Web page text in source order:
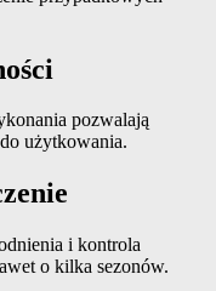
pozwalają
użytkowania.
i kontrola
o kilka sezonów.